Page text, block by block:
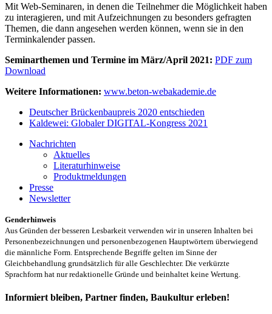
Mit Web-Seminaren, in denen die Teilnehmer die Möglichkeit haben
zu interagieren, und mit Aufzeichnungen zu besonders gefragten
Themen, die dann angesehen werden können, wenn sie in den
Terminkalender passen.
Seminarthemen und Termine im März/April 2021: PDF zum
Download
Weitere Informationen: www.beton-webakademie.de
Deutscher Brückenbaupreis 2020 entschieden
Kaldewei: Globaler DIGITAL-Kongress 2021
Nachrichten
Aktuelles
Literaturhinweise
Produktmeldungen
Presse
Newsletter
Genderhinweis
Aus Gründen der besseren Lesbarkeit verwenden wir in unseren Inhalten bei
Personenbezeichnungen und personenbezogenen Hauptwörtern überwiegend
die männliche Form. Entsprechende Begriffe gelten im Sinne der
Gleichbehandlung grundsätzlich für alle Geschlechter. Die verkürzte
Sprachform hat nur redaktionelle Gründe und beinhaltet keine Wertung.
Informiert bleiben, Partner finden, Baukultur erleben!